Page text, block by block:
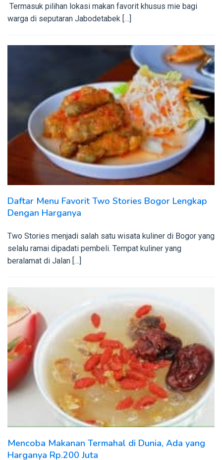
Termasuk pilihan lokasi makan favorit khusus mie bagi
warga di seputaran Jabodetabek […]
Daftar Menu Favorit Two Stories Bogor Lengkap
Dengan Harganya
Two Stories menjadi salah satu wisata kuliner di Bogor yang
selalu ramai dipadati pembeli. Tempat kuliner yang
beralamat di Jalan […]
Mencoba Makanan Termahal di Dunia, Ada yang
Harganya Rp.200 Juta